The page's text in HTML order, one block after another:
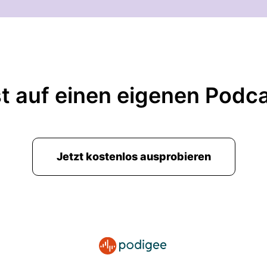
auf einen eigenen
Jetzt kostenlos ausprobieren